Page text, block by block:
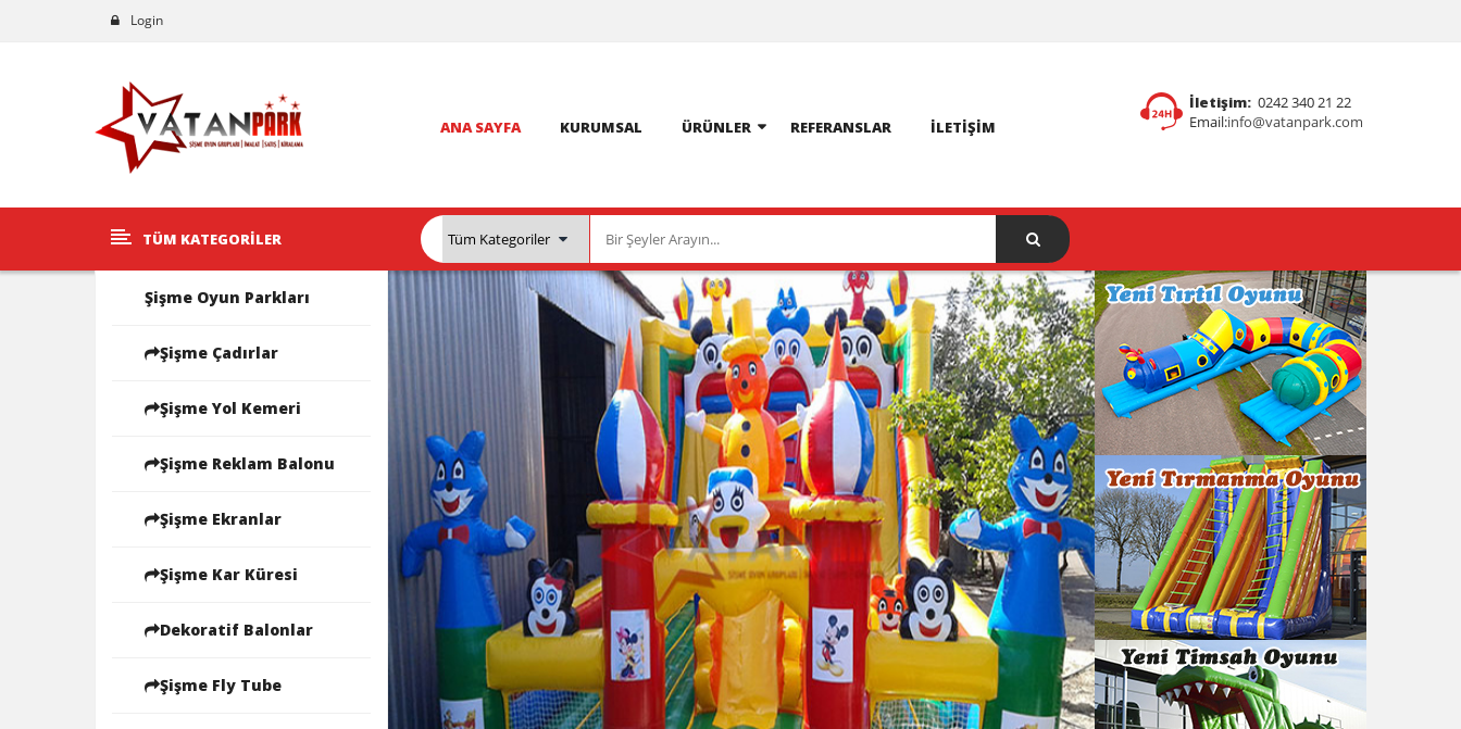
Login
ANA SAYFA KURUMSAL ÜRÜNLER REFERANSLAR İLETIŞIM
İletişim: 0242 340 21 22
Email:info@vatanpark.com
TÜM KATEGORILER
Şişme Oyun Parkları
Şişme Çadırlar
Şişme Yol Kemeri
Şişme Reklam Balonu
Şişme Ekranlar
Şişme Kar Küresi
Dekoratif Balonlar
Şişme Fly Tube